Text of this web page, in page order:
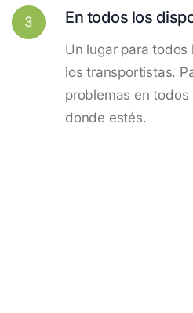
3 En todos los
Un lugar para
los transportistas.
problemas en
donde estés.